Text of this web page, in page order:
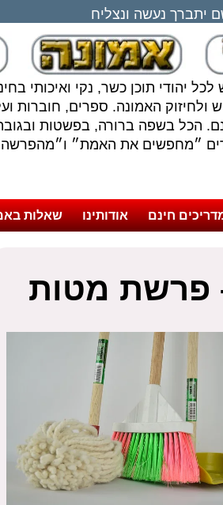
יתברך נעשה ונצליח
יהודי תוכן כשר, נקי ואיכותי
האמונה. ספרים, חוברות
הכל בשפה ברורה, בפשטות
״מחפשים את האמת״ ו״מהפרשה
חינם אודותינו שאלות
פרשת מטות